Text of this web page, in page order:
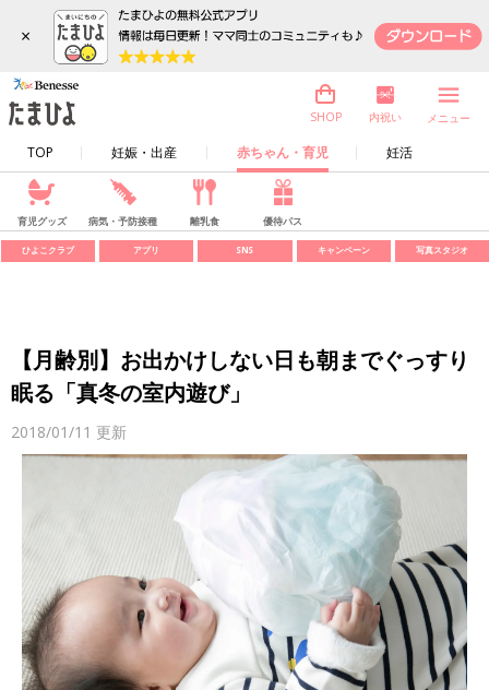
×
TOP 妊娠・出産 赤ちゃん・育児 妊活
SHOP 内祝い メニュー
育児グッズ 病気・予防接種 離乳食 優待パス
ひよこクラブ アプリ SNS キャンペーン 写真スタジオ
【月齢別】お出かけしない日も朝までぐっすり
眠る「真冬の室内遊び」
2018/01/11 更新